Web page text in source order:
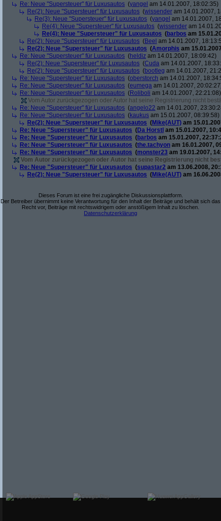
Re: Neue "Supersteuer" für Luxusautos (yangel am 14.01.2007, 18:02:35)
Re(2): Neue "Supersteuer" für Luxusautos (wissender am 14.01.2007,
Re(3): Neue "Supersteuer" für Luxusautos (yangel am 14.01.2007,
Re(4): Neue "Supersteuer" für Luxusautos (wissender am
Re(4): Neue "Supersteuer" für Luxusautos (barbos am
Re(2): Neue "Supersteuer" für Luxusautos (Beel am 14.01.2007,
Re(2): Neue "Supersteuer" für Luxusautos (Amorphis am
Re: Neue "Supersteuer" für Luxusautos (heldiz am 14.01.2007, 18:09:42)
Re(2): Neue "Supersteuer" für Luxusautos (Cuda am 14.01.2007,
Re(2): Neue "Supersteuer" für Luxusautos (bootleg am 14.01.2007,
Re: Neue "Supersteuer" für Luxusautos (oberstorch am 14.01.2007,
Re: Neue "Supersteuer" für Luxusautos (eumega am 14.01.2007,
Re: Neue "Supersteuer" für Luxusautos (Roliboli am 14.01.2007, 22:21:08)
Vom Autor zurückgezogen oder Autor hat seine Registrierung nicht
Re: Neue "Supersteuer" für Luxusautos (angelo22 am 14.01.2007,
Re: Neue "Supersteuer" für Luxusautos (kaukus am 15.01.2007, 08:39:58)
Re(2): Neue "Supersteuer" für Luxusautos (Mike(AUT) am
Re: Neue "Supersteuer" für Luxusautos (Da Horstl am 15.01.2007,
Re: Neue "Supersteuer" für Luxusautos (barbos am 15.01.2007,
Re: Neue "Supersteuer" für Luxusautos (the.tachyon am 16.01.2007,
Re: Neue "Supersteuer" für Luxusautos (monster23 am 19.01.2007,
Vom Autor zurückgezogen oder Autor hat seine Registrierung nicht
Re: Neue "Supersteuer" für Luxusautos (supastar2 am 13.06.2008,
Re(2): Neue "Supersteuer" für Luxusautos (Mike(AUT) am
Dieses Forum ist eine frei zugängliche Diskussionsplattform.
Der Betreiber übernimmt keine Verantwortung für den Inhalt der Beiträge und behält sich das
Recht vor, Beiträge mit rechtswidrigem oder anstößigem Inhalt zu löschen.
Datenschutzerklärung